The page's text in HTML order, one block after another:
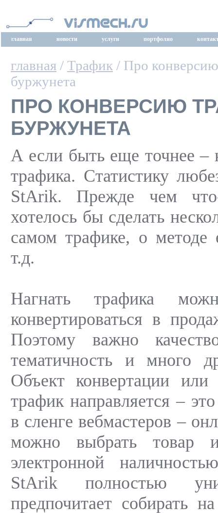
главная новости услуги портфолио
главная / Трафик / Про
буржунета
ПРО КОНВЕРСИЮ
БУРЖУНЕТА
А если быть еще точнее –
трафика. Статистику
StArik. Прежде чем что-
хотелось бы сделать
самом трафике, о методе
т.д.
Нагнать трафика
конвертироваться в
Поэтому важно
тематичность и много
Объект конвертации или
трафик направляется –
в сленге вебмастеров –
можно выбрать товар
электронной
StArik полностью
предпочитает собирать